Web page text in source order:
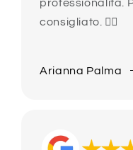
professionalità.
consigliato. 👍🏻
Arianna Palma